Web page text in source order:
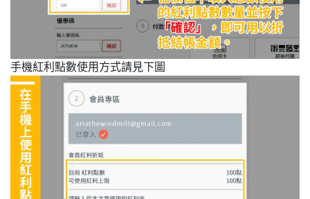
手機紅利點數使用方式請見下圖